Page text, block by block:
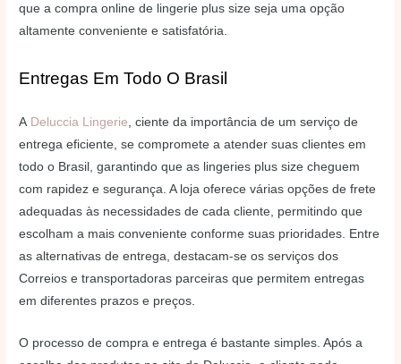
que a compra online de lingerie plus size seja uma opção
altamente conveniente e satisfatória.
Entregas Em Todo O Brasil
A Deluccia Lingerie , ciente da importância de um serviço de
entrega eficiente, se compromete a atender suas clientes em
todo o Brasil, garantindo que as lingeries plus size cheguem
com rapidez e segurança. A loja oferece várias opções de frete
adequadas às necessidades de cada cliente, permitindo que
escolham a mais conveniente conforme suas prioridades. Entre
as alternativas de entrega, destacam-se os serviços dos
Correios e transportadoras parceiras que permitem entregas
em diferentes prazos e preços.
O processo de compra e entrega é bastante simples. Após a